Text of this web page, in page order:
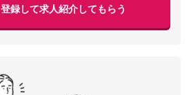
登録して求人紹介してもらう